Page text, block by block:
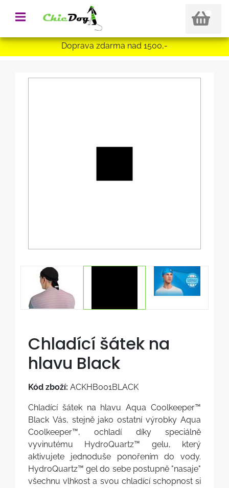
Doprava zdarma nad 1500,-
Chladící šátek na
hlavu Black
Kód zboží: ACKHB001BLACK
Chladící šátek na hlavu Aqua Coolkeeper™
Black Vás, stejně jako ostatní výrobky Aqua
Coolkeeper™, ochladí díky speciálně
vyvinutému HydroQuartz™ gelu, který
aktivujete jednoduše ponořením do vody.
HydroQuartz™ gel do sebe postupně "nasaje"
všechnu vlhkost a svou chladící schopnost si